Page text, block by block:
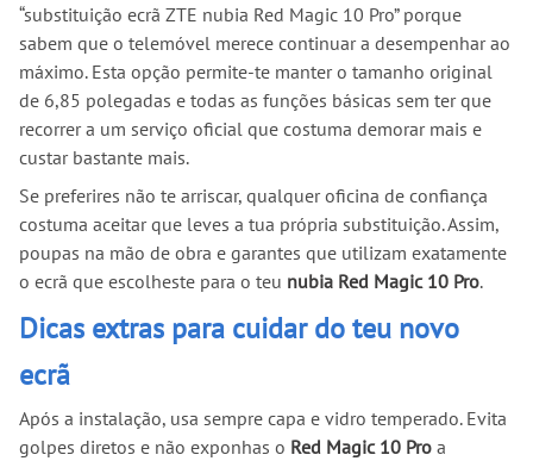
“substituição ecrã ZTE nubia Red Magic 10 Pro” porque
sabem que o telemóvel merece continuar a desempenhar ao
máximo. Esta opção permite-te manter o tamanho original
de 6,85 polegadas e todas as funções básicas sem ter que
recorrer a um serviço oficial que costuma demorar mais e
custar bastante mais.
Se preferires não te arriscar, qualquer oficina de confiança
costuma aceitar que leves a tua própria substituição. Assim,
poupas na mão de obra e garantes que utilizam exatamente
o ecrã que escolheste para o teu nubia Red Magic 10 Pro.
Dicas extras para cuidar do teu novo
ecrã
Após a instalação, usa sempre capa e vidro temperado. Evita
golpes diretos e não exponhas o Red Magic 10 Pro a